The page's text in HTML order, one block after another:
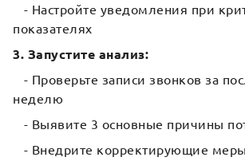
- Настройте уведомления при
показателях
3. Запустите анализ:
- Проверьте записи звонков за
неделю
- Выявите 3 основные причины
- Внедрите корректирующие